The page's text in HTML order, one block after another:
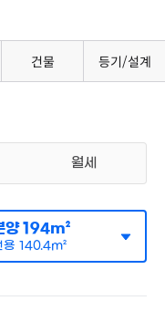
47m²
건물 등기/설계
월세
양194m²
용 140.4m²